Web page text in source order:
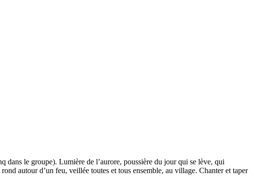
dans le groupe). Lumière de l’aurore, poussière du jour qui se lève, qui
autour d’un feu, veillée toutes et tous ensemble, au village. Chanter et taper